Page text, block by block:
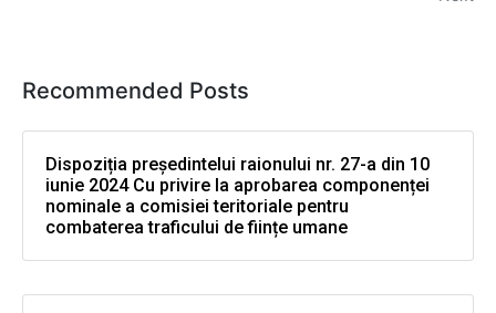
Recommended Posts
Dispoziția președintelui raionului nr. 27-a din 10
iunie 2024 Cu privire la aprobarea componenței
nominale a comisiei teritoriale pentru
combaterea traficului de ființe umane